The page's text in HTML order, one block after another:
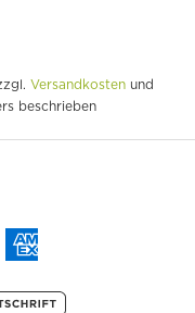
Versandkosten und
beschrieben